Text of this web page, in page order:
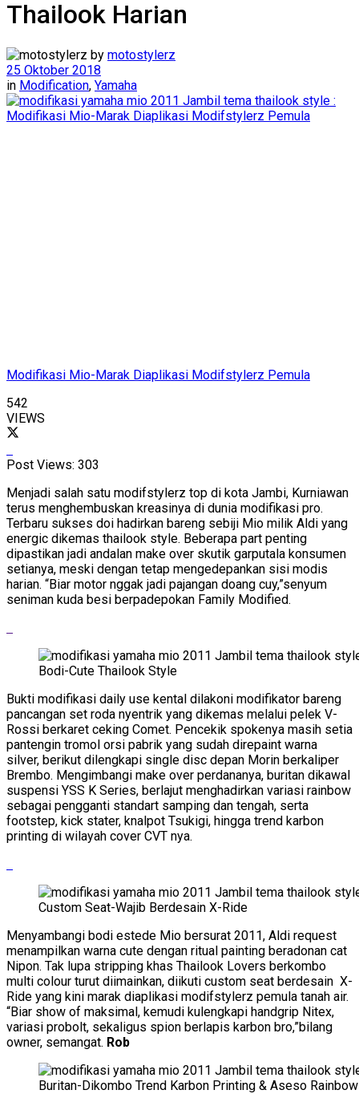
Thailook Harian
by motostylerz
25 Oktober 2018
in Modification, Yamaha
Modifikasi Mio-Marak Diaplikasi Modifstylerz Pemula
542
VIEWS
Post Views: 303
Menjadi salah satu modifstylerz top di kota Jambi, Kurniawan
terus menghembuskan kreasinya di dunia modifikasi pro.
Terbaru sukses doi hadirkan bareng sebiji Mio milik Aldi yang
energic dikemas thailook style. Beberapa part penting
dipastikan jadi andalan make over skutik garputala konsumen
setianya, meski dengan tetap mengedepankan sisi modis
harian. “Biar motor nggak jadi pajangan doang cuy,”senyum
seniman kuda besi berpadepokan Family Modified.
Bodi-Cute Thailook Style
Bukti modifikasi daily use kental dilakoni modifikator bareng
pancangan set roda nyentrik yang dikemas melalui pelek V-
Rossi berkaret ceking Comet. Pencekik spokenya masih setia
pantengin tromol orsi pabrik yang sudah direpaint warna
silver, berikut dilengkapi single disc depan Morin berkaliper
Brembo. Mengimbangi make over perdananya, buritan dikawal
suspensi YSS K Series, berlajut menghadirkan variasi rainbow
sebagai pengganti standart samping dan tengah, serta
footstep, kick stater, knalpot Tsukigi, hingga trend karbon
printing di wilayah cover CVT nya.
Custom Seat-Wajib Berdesain X-Ride
Menyambangi bodi estede Mio bersurat 2011, Aldi request
menampilkan warna cute dengan ritual painting beradonan cat
Nipon. Tak lupa stripping khas Thailook Lovers berkombo
multi colour turut diimainkan, diikuti custom seat berdesain X-
Ride yang kini marak diaplikasi modifstylerz pemula tanah air.
“Biar show of maksimal, kemudi kulengkapi handgrip Nitex,
variasi probolt, sekaligus spion berlapis karbon bro,”bilang
owner, semangat. Rob
Buritan-Dikombo Trend Karbon Printing & Aseso Rainbow